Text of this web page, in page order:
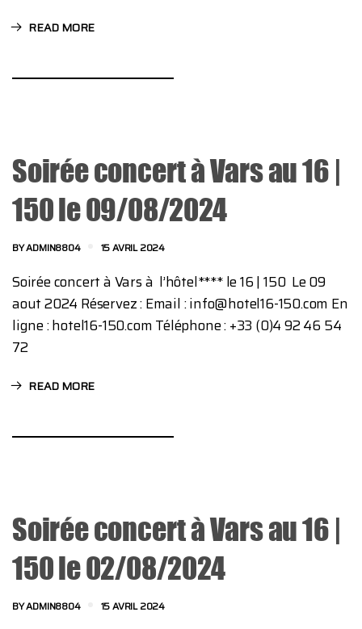
READ MORE
Soirée concert à Vars au 16 |
150 le 09/08/2024
BYADMIN8804 15 AVRIL 2024
Soirée concert à Vars à l’hôtel**** le 16 | 150 Le 09
aout 2024 Réservez : Email : info@hotel16-150.com En
ligne : hotel16-150.com Téléphone : +33 (0)4 92 46 54
72
READ MORE
Soirée concert à Vars au 16 |
150 le 02/08/2024
BYADMIN8804 15 AVRIL 2024